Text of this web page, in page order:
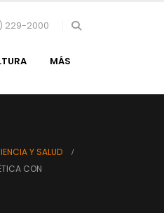
229-2000
MÁS
Y SALUD
CON